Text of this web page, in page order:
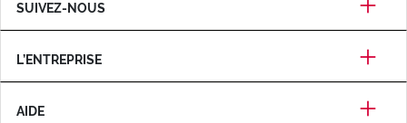
SUIVEZ-NOUS
L’ENTREPRISE
AIDE